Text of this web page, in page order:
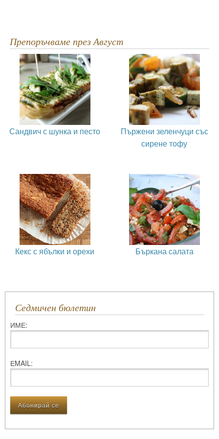
Препоръчваме през Август
Сандвич с шунка и песто
Пържени зеленчуци със
сирене тофу
Кекс с ябълки и орехи Бъркана салата
Седмичен бюлетин
ИМЕ:
ЕMAIL: